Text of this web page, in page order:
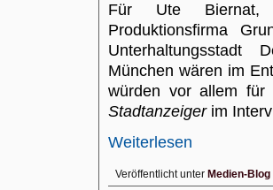
Für Ute Biernat,
Produktionsfirma
Unterhaltungsstadt
München wären im
würden vor allem
Stadtanzeigerim
Weiterlesen
Veröffentlicht unter Medien-Blog